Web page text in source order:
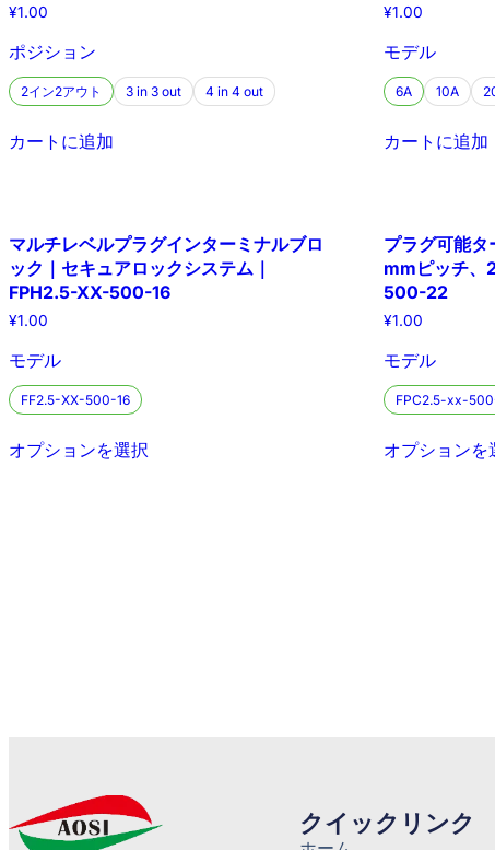
¥1.00
ポジション
2イン2アウト 3 in 3 out 4 in 4 out
カートに追加
¥1.00
モデル
6A 10A
カートに追加
マルチレベルプラグインターミナルブロ
ック｜セキュアロックシステム｜
FPH2.5-XX-500-16
¥1.00
モデル
FF2.5-XX-500-16
オプションを選択
プラグ可能
mmピッチ、
500-22
¥1.00
モデル
FPC2.5-xx-
オプションを
クイックリンク